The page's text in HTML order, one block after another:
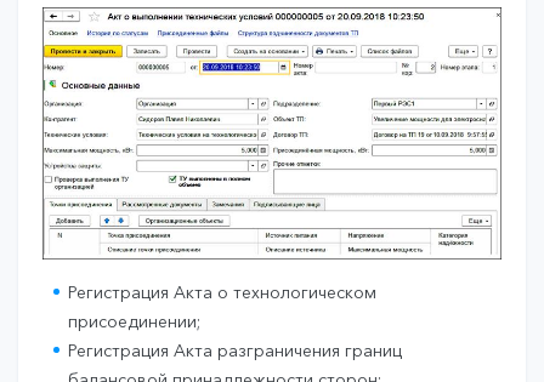
Регистрация Акта о технологическом
присоединении;
Регистрация Акта разграничения границ